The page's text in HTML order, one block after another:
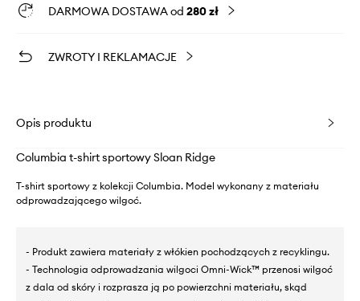
DARMOWA DOSTAWA od 280 zł
ZWROTY I REKLAMACJE
Opis produktu
Columbia t-shirt sportowy Sloan Ridge
T-shirt sportowy z kolekcji Columbia. Model wykonany z materiału
odprowadzającego wilgoć.
- Produkt zawiera materiały z włókien pochodzących z recyklingu.
- Technologia odprowadzania wilgoci Omni-Wick™ przenosi wilgoć
z dala od skóry i rozprasza ją po powierzchni materiału, skąd